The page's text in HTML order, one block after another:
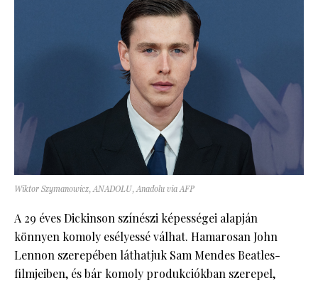
Wiktor Szymanowicz, ANADOLU, Anadolu via AFP
A 29 éves Dickinson színészi képességei alapján
könnyen komoly esélyessé válhat. Hamarosan John
Lennon szerepében láthatjuk Sam Mendes Beatles-
filmjeiben, és bár komoly produkciókban szerepel,